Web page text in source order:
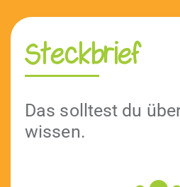
Steckbrief
Das soll­test du
wissen.